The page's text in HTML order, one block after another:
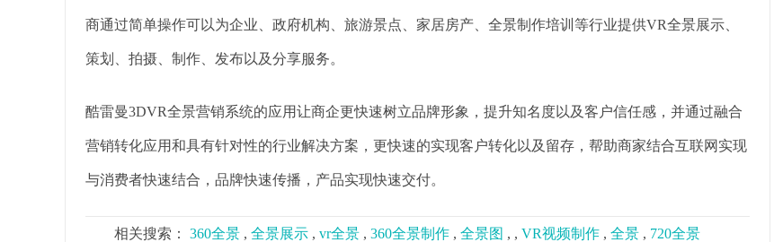
商通过简单操作可以为企业、政府机构、旅游景点、家居房产、全景制作培训等行业提供VR全景展示、
策划、拍摄、制作、发布以及分享服务。
酷雷曼3DVR全景营销系统的应用让商企更快速树立品牌形象，提升知名度以及客户信任感，并通过融合
营销转化应用和具有针对性的行业解决方案，更快速的实现客户转化以及留存，帮助商家结合互联网实现
与消费者快速结合，品牌快速传播，产品实现快速交付。
相关搜索： 360全景 , 全景展示 , vr全景 , 360全景制作 , 全景图 , , VR视频制作 , 全景 , 720全景